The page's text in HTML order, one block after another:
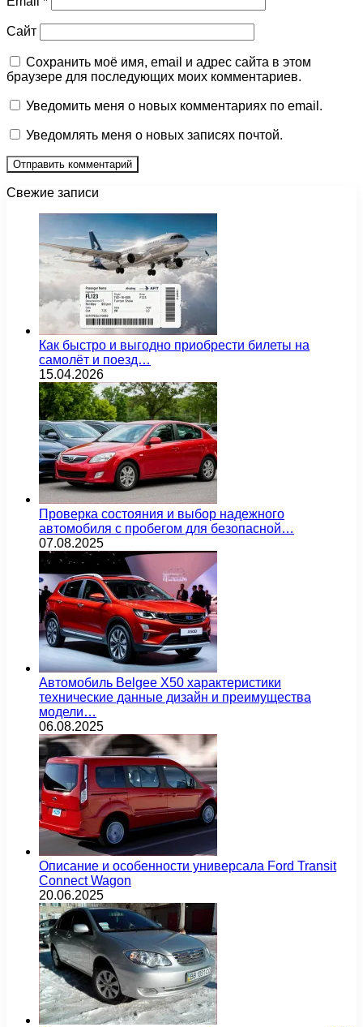
Сайт
Сохранить моё имя, email и адрес сайта в этом
браузере для последующих моих комментариев.
Уведомить меня о новых комментариях по email.
Уведомлять меня о новых записях почтой.
Свежие записи
Как быстро и выгодно приобрести билеты на
самолёт и поезд…
15.04.2026
Проверка состояния и выбор надежного
автомобиля с пробегом для безопасной…
07.08.2025
Автомобиль Belgee X50 характеристики
технические данные дизайн и преимущества
модели…
06.08.2025
Описание и особенности универсала Ford Transit
Connect Wagon
20.06.2025